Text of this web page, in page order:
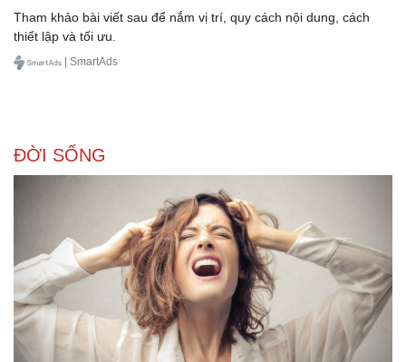
Tham khảo bài viết sau để nắm vị trí, quy cách nội dung, cách
thiết lập và tối ưu.
| SmartAds
ĐỜI SỐNG